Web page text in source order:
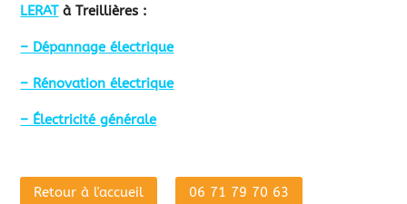
LERATà Treillières :
– Dépannage électrique
– Rénovation électrique
– Électricité générale
Retour à l'accueil 06 71 79 70 63